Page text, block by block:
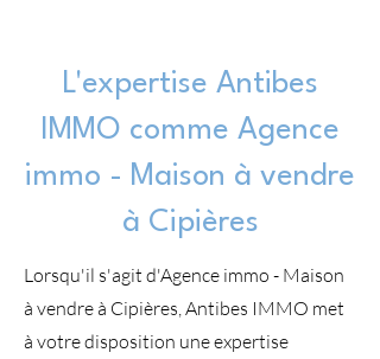
L'expertise Antibes
IMMO comme Agence
immo - Maison à vendre
à Cipières
Lorsqu'il s'agit d'Agence immo - Maison
à vendre à Cipières, Antibes IMMO met
à votre disposition une expertise